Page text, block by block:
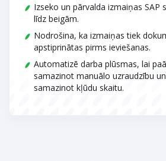
Izseko un pārvalda izmaiņas SAP
līdz beigām.
Nodrošina, ka izmaiņas tiek
apstiprinātas pirms ieviešanas.
Automatizē darba plūsmas, lai
samazinot manuālo uzraudzību
samazinot kļūdu skaitu.